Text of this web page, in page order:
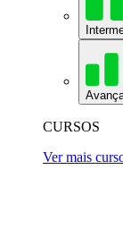
CURSOS
Ver mais